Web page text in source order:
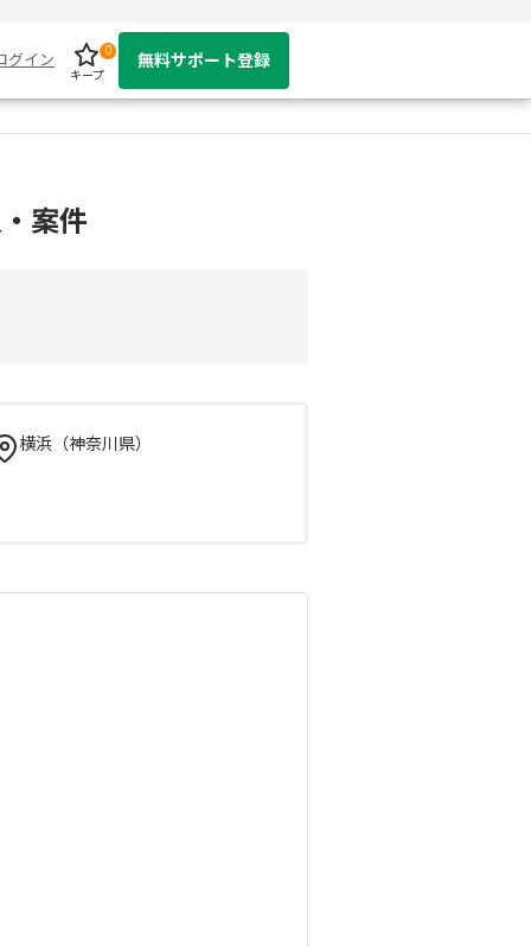
グイン
キープ
0
無料サポート登録
案件
横浜（神奈川県）